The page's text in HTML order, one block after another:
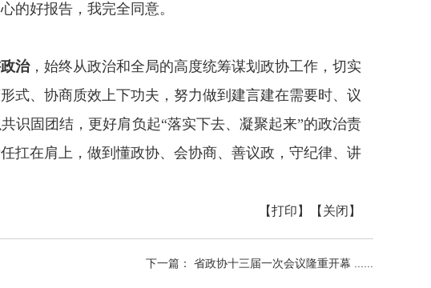
的好报告，我完全同意。
治，始终从政治和全局的高度统筹谋划政协工作，切实
式、协商质效上下功夫，努力做到建言建在需要时、议
识固团结，更好肩负起“落实下去、凝聚起来”的政治责
扛在肩上，做到懂政协、会协商、善议政，守纪律、讲
【打印】 【关闭】
下一篇： 省政协十三届一次会议隆重开幕 ......